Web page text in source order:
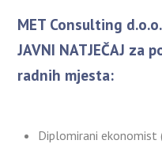
MET Consulting
JAVNI NATJEČAJ za
radnih mjesta:
Diplomirani ekonomist